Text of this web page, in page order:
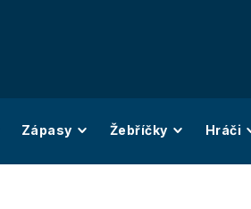
Zápasy Žebříčky Hráči